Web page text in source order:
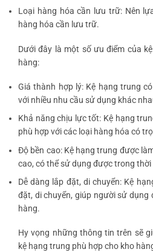
Loại hàng hóa cần lưu trữ: Nên
hàng hóa cần lưu trữ.
Dưới đây là một số ưu điểm của
hàng:
Giá thành hợp lý: Kệ hạng trung
với nhiều nhu cầu sử dụng khác
Khả năng chịu lực tốt: Kệ hạng
phù hợp với các loại hàng hóa có
Độ bền cao: Kệ hạng trung được
cao, có thể sử dụng được trong thời
Dễ dàng lắp đặt, di chuyển: Kệ
đặt, di chuyển, giúp người sử
hàng.
Hy vọng những thông tin trên sẽ
kệ hạng trung phù hợp cho kho